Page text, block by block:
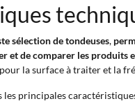
sélection de tondeuses,
et de comparer les produits
la surface à traiter et la
les principales